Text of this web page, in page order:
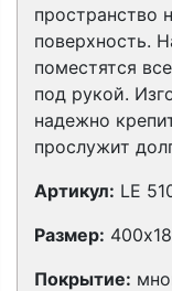
пространство
поверхность.
поместятся
под рукой.
надежно
прослужит
Артикул: LE
Размер:
Покрытие: